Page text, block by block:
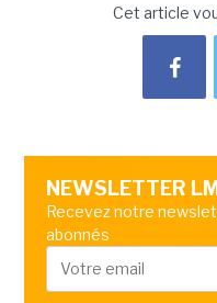
Cet article
NEWSLETTER LMI
Recevez notre
abonnés